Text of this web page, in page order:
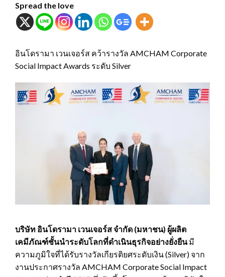
Spread the love
อินโดรามา เวนเจอร์ส คว้ารางวัล AMCHAM Corporate
Social Impact Awards ระดับ Silver
บริษัท อินโดรามา เวนเจอร์ส จำกัด (มหาชน) ผู้ผลิต
เคมีภัณฑ์ชั้นนำระดับโลกที่ดำเนินธุรกิจอย่างยั่งยืนมี
ความภูมิใจที่ได้รับรางวัลเกียรติยศระดับเงิน (Silver) จาก
งานประกาศรางวัล AMCHAM Corporate Social Impact